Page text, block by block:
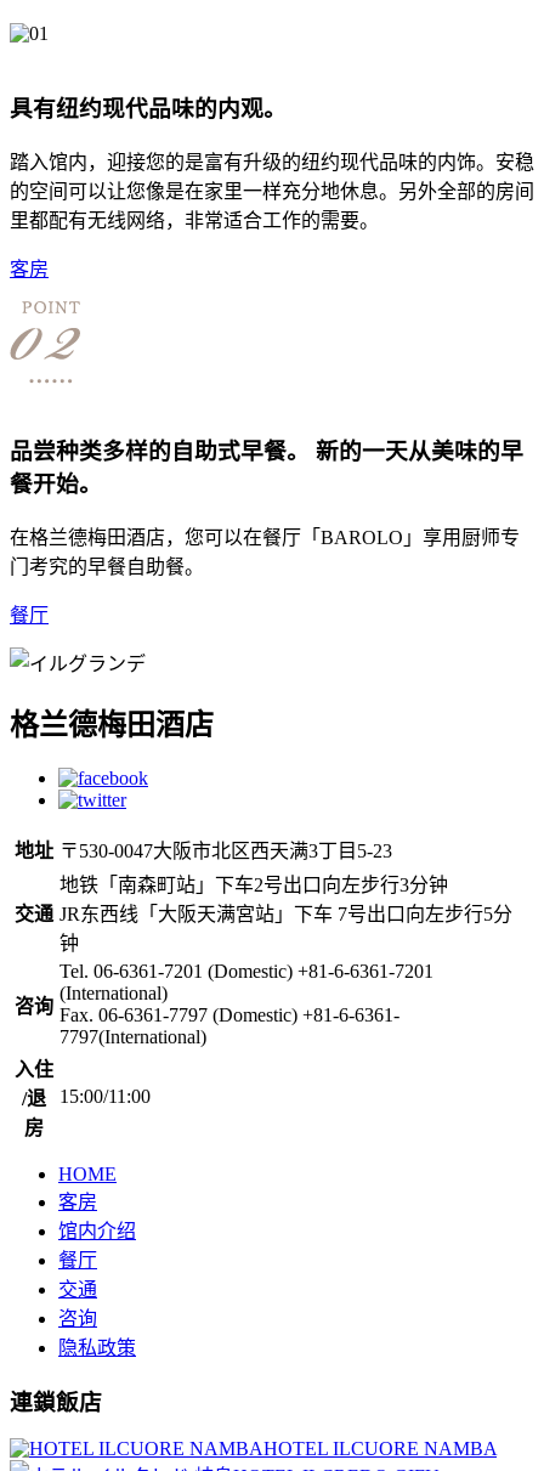
具有纽约现代品味的内观。
踏入馆内，迎接您的是富有升级的纽约现代品味的内饰。安稳
的空间可以让您像是在家里一样充分地休息。另外全部的房间
里都配有无线网络，非常适合工作的需要。
客房
品尝种类多样的自助式早餐。 新的一天从美味的早
餐开始。
在格兰德梅田酒店，您可以在餐厅「BAROLO」享用厨师专
门考究的早餐自助餐。
餐厅
格兰德梅田酒店
地址 〒530-0047大阪市北区西天满3丁目5-23
交通
地铁「南森町站」下车2号出口向左步行3分钟
JR东西线「大阪天满宮站」下车 7号出口向左步行5分
钟
咨询
Tel. 06-6361-7201 (Domestic) +81-6-6361-7201
(International)
Fax. 06-6361-7797 (Domestic) +81-6-6361-
7797(International)
入住
/退
房
15:00/11:00
HOME
客房
馆内介绍
餐厅
交通
咨询
隐私政策
連鎖飯店
HOTEL ILCUORE NAMBA